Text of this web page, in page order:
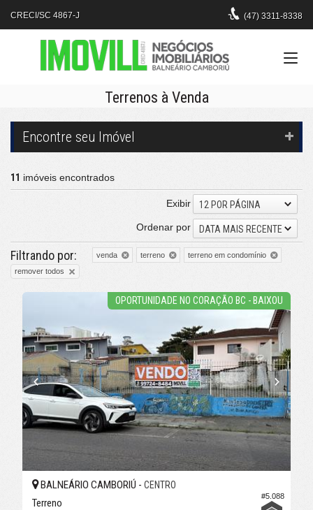
CRECI/SC 4867-J (47) 3311-8338
Terrenos à Venda
Encontre seu Imóvel
11 imóveis encontrados
Exibir
12 POR PÁGINA
Ordenar por
DATA MAIS RECENTE
Filtrando por: venda terreno
terreno em condomínio
remover todos
OPORTUNIDADE NO CORAÇÃO BC - BAIXOU
#5.088
BALNEÁRIO CAMBORIÚ - CENTRO
Terreno